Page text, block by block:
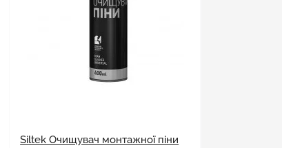
Siltek Очищувач монтажної піни